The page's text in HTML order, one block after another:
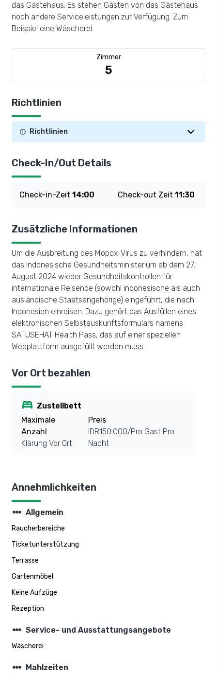
das Gästehaus. Es stehen Gästen von das Gästehaus
noch andere Serviceleistungen zur Verfügung. Zum
Beispiel eine Wäscherei.
Zimmer
5
Richtlinien
Richtlinien
Check-In/Out Details
Check-in-Zeit 14:00 Check-out Zeit 11:30
Zusätzliche Informationen
Um die Ausbreitung des Mopox-Virus zu verhindern, hat
das indonesische Gesundheitsministerium ab dem 27.
August 2024 wieder Gesundheitskontrollen für
internationale Reisende (sowohl indonesische als auch
ausländische Staatsangehörige) eingeführt, die nach
Indonesien einreisen. Dazu gehört das Ausfüllen eines
elektronischen Selbstauskunftsformulars namens
SATUSEHAT Health Pass, das auf einer speziellen
Webplattform ausgefüllt werden muss.
Vor Ort bezahlen
bed Zustellbett
Maximale
Anzahl
Klärung Vor Ort
Preis
IDR150.000/Pro Gast Pro
Nacht
Annehmlichkeiten
steppers Allgemein
Raucherbereiche
Ticketunterstützung
Terrasse
Gartenmöbel
Keine Aufzüge
Rezeption
steppers Service- und Ausstattungsangebote
Wäscherei
steppers Mahlzeiten